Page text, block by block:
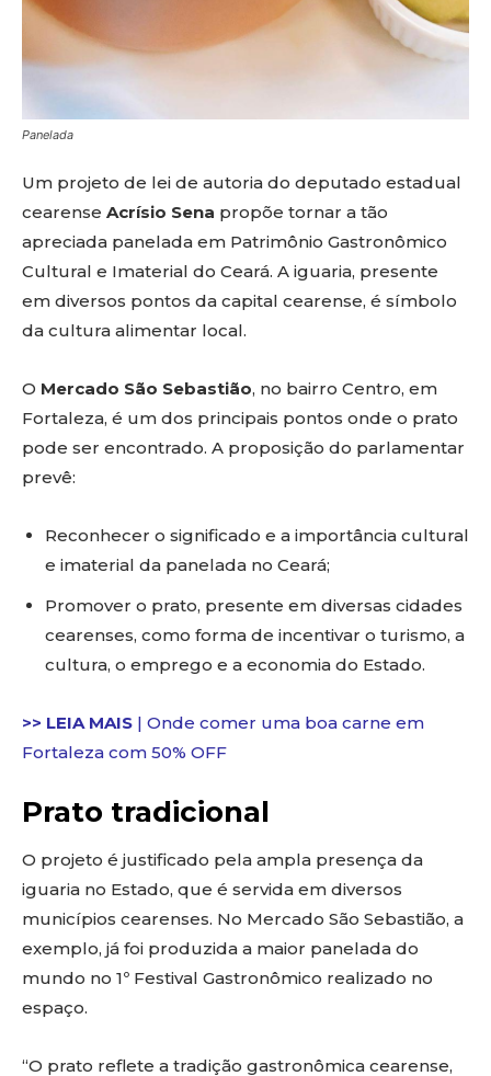
Panelada
Um projeto de lei de autoria do deputado estadual
cearense Acrísio Sena propõe tornar a tão
apreciada panelada em Patrimônio Gastronômico
Cultural e Imaterial do Ceará. A iguaria, presente
em diversos pontos da capital cearense, é símbolo
da cultura alimentar local.
O Mercado São Sebastião, no bairro Centro, em
Fortaleza, é um dos principais pontos onde o prato
pode ser encontrado. A proposição do parlamentar
prevê:
Reconhecer o significado e a importância cultural
e imaterial da panelada no Ceará;
Promover o prato, presente em diversas cidades
cearenses, como forma de incentivar o turismo, a
cultura, o emprego e a economia do Estado.
>> LEIA MAIS | Onde comer uma boa carne em
Fortaleza com 50% OFF
Prato tradicional
O projeto é justificado pela ampla presença da
iguaria no Estado, que é servida em diversos
municípios cearenses. No Mercado São Sebastião, a
exemplo, já foi produzida a maior panelada do
mundo no 1º Festival Gastronômico realizado no
espaço.
“O prato reflete a tradição gastronômica cearense,